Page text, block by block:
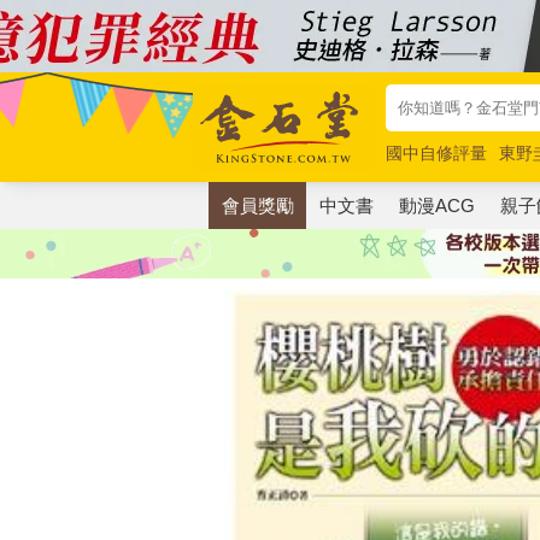
國中自修評量
東野
唯紅花綻放
奧德賽
會員獎勵 中文書 動漫ACG 親